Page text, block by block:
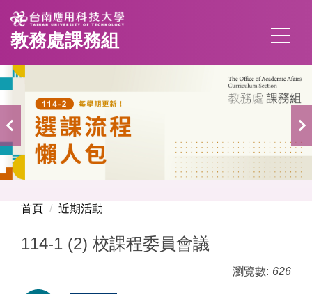
跳
到
主
內
教務處課務組
首頁 近期活動
114-1 (2) 校課程委員會議
瀏覽數: 626